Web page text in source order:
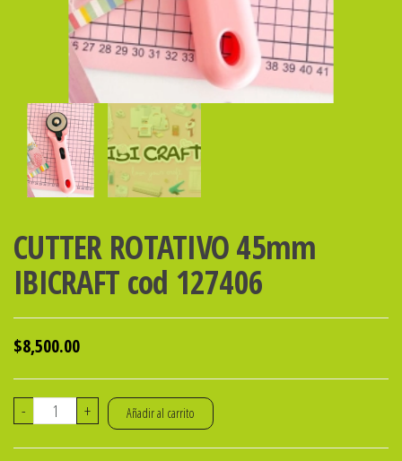
CUTTER ROTATIVO 45mm
IBICRAFT cod 127406
$8,500.00
-
CUTTER
+ Añadir al carrito